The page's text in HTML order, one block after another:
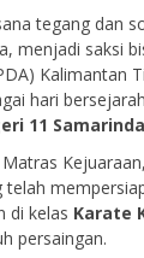
tegang dan
menjadi saksi
Kalimantan
hari
11 Samarinda
telah
di kelas Karate
persaingan.